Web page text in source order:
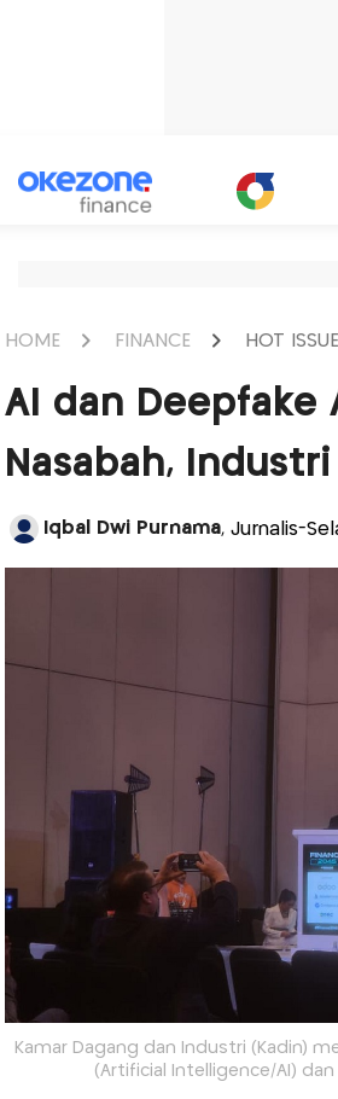
HOME FINANCE HOT ISSUE
AI dan Deepfake
Nasabah,
Iqbal Dwi Purnama, Jurnalis-
Kamar Dagang dan Industri (Kadin)
(Artificial Intelligence/AI)